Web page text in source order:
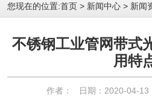
您现在的位置:首页 > 新闻中心 > 新闻
不锈钢工业管网带式
用特
作者： 日期：2020-04-13